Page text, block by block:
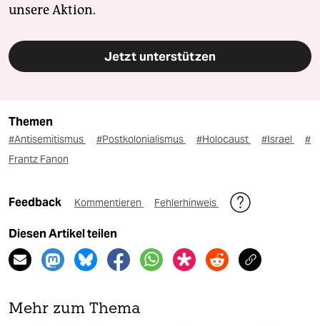
unsere Aktion.
Jetzt unterstützen
Themen
#Antisemitismus #Postkolonialismus #Holocaust #Israel
#
Frantz Fanon
Feedback Kommentieren Fehlerhinweis
Diesen Artikel teilen
Mehr zum Thema